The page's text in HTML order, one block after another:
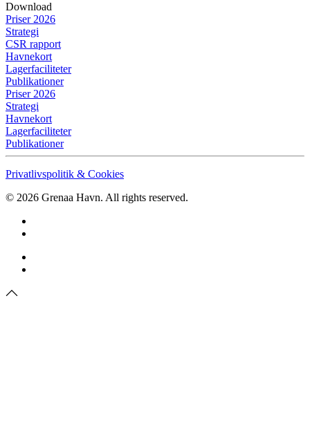
Download
Priser 2026
Strategi
CSR rapport
Havnekort
Lagerfaciliteter
Publikationer
Priser 2026
Strategi
Havnekort
Lagerfaciliteter
Publikationer
Privatlivspolitik & Cookies
© 2026 Grenaa Havn. All rights reserved.